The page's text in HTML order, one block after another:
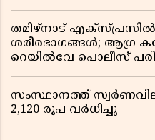
തമിഴ്‌നാട്
ശരീരഭാഗങ്ങൾ; ആഗ്ര
റെയിൽവേ പൊലീസ്
സംസ്ഥാനത്ത്
2,120 രൂപ വര്‍ധിച്ചു